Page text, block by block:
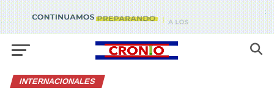
INTERNACIONALES